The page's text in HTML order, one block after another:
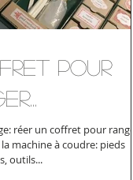
pour
réer un coffret pour ranger
la machine à coudre: pieds
outils...